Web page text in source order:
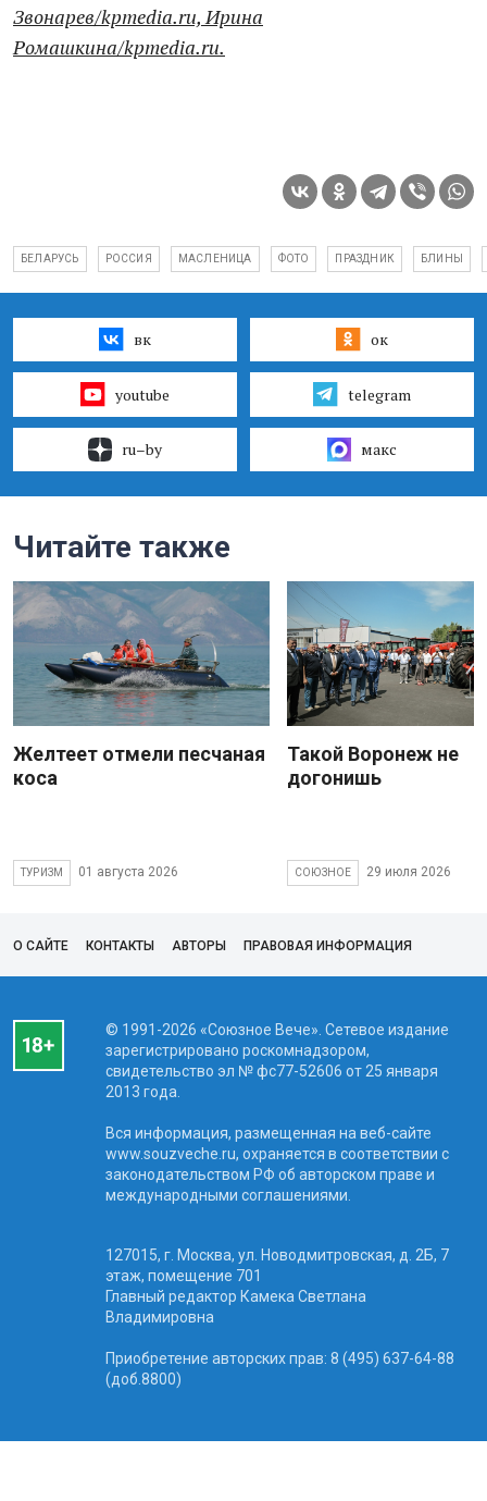
Звонарев/kpmedia.ru, Ирина
Ромашкина/kpmedia.ru.
БЕЛАРУСЬ РОССИЯ МАСЛЕНИЦА ФОТО ПРАЗДНИК БЛИНЫ
вк ок
youtube telegram
ru–by макс
Читайте также
Желтеет отмели песчаная
коса
ТУРИЗМ 01 августа 2026
Такой Воронеж не
догонишь
СОЮЗНОЕ 29 июля 2026
О САЙТЕ КОНТАКТЫ АВТОРЫ ПРАВОВАЯ ИНФОРМАЦИЯ
© 1991-2026 «Союзное Вече». Сетевое издание
зарегистрировано роскомнадзором,
свидетельство эл № фc77-52606 от 25 января
2013 года.
Вся информация, размещенная на веб-сайте
www.souzveche.ru, охраняется в соответствии с
законодательством РФ об авторском праве и
международными соглашениями.
127015, г. Москва, ул. Новодмитровская, д. 2Б, 7
этаж, помещение 701
Главный редактор Камека Светлана
Владимировна
Приобретение авторских прав: 8 (495) 637-64-88
(доб.8800)